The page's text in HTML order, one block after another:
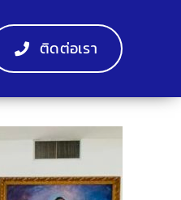
ติดต่อเรา
Previous Next